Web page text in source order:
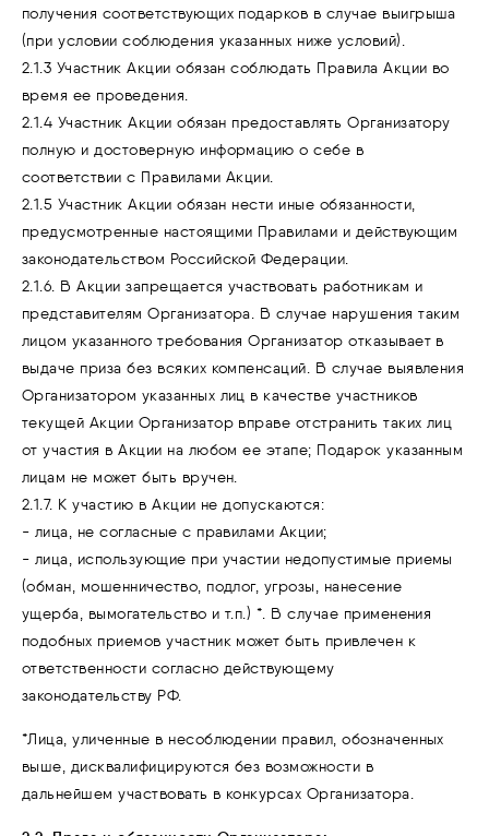
получения соответствующих подарков в случае выигрыша
(при условии соблюдения указанных ниже условий).
2.1.3 Участник Акции обязан соблюдать Правила Акции во
время ее проведения.
2.1.4 Участник Акции обязан предоставлять Организатору
полную и достоверную информацию о себе в
соответствии с Правилами Акции.
2.1.5 Участник Акции обязан нести иные обязанности,
предусмотренные настоящими Правилами и действующим
законодательством Российской Федерации.
2.1.6. В Акции запрещается участвовать работникам и
представителям Организатора. В случае нарушения таким
лицом указанного требования Организатор отказывает в
выдаче приза без всяких компенсаций. В случае выявления
Организатором указанных лиц в качестве участников
текущей Акции Организатор вправе отстранить таких лиц
от участия в Акции на любом ее этапе; Подарок указанным
лицам не может быть вручен.
2.1.7. К участию в Акции не допускаются:
- лица, не согласные с правилами Акции;
- лица, использующие при участии недопустимые приемы
(обман, мошенничество, подлог, угрозы, нанесение
ущерба, вымогательство и т.п.) *. В случае применения
подобных приемов участник может быть привлечен к
ответственности согласно действующему
законодательству РФ.
*Лица, уличенные в несоблюдении правил, обозначенных
выше, дисквалифицируются без возможности в
дальнейшем участвовать в конкурсах Организатора.